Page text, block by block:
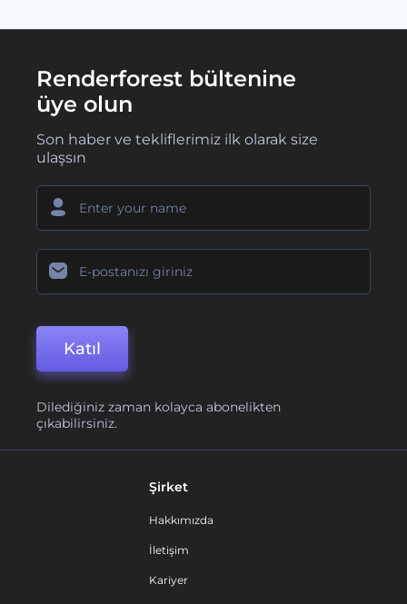
Renderforest bültenine
üye olun
Son haber ve tekliflerimiz ilk olarak size
ulaşsın
Katıl
Dilediğiniz zaman kolayca abonelikten
çıkabilirsiniz.
Şirket
Hakkımızda
İletişim
Kariyer